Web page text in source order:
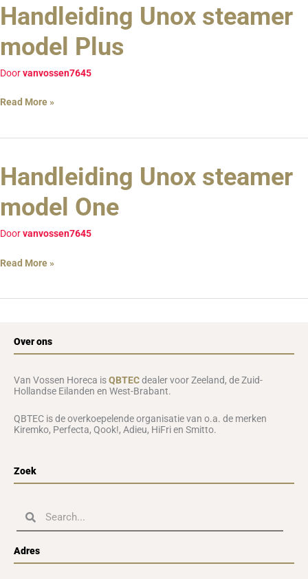
Handleiding Unox steamer
model Plus
Doorvanvossen7645
Handleiding
Unox
steamer
Plus
Read More »
Handleiding Unox steamer
model One
Doorvanvossen7645
Handleiding
Unox
steamer
One
Read More »
Over ons
Van Vossen Horeca isQBTECdealer voor Zeeland, de Zuid-
Hollandse Eilanden en West-Brabant.
QBTEC is de overkoepelende organisatie van o.a. de merken
Kiremko, Perfecta, Qook!, Adieu, HiFri en Smitto.
Zoek
ZoekenZoeken
Adres